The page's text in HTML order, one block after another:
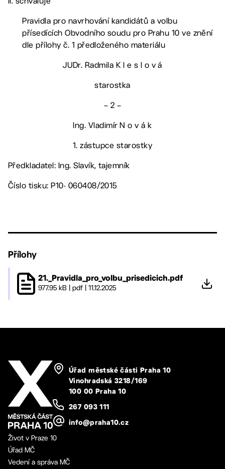
Pravidla pro navrhování kandidátů a volbu
přísedících Obvodního soudu pro Prahu 10 ve znění
dle přílohy č. 1 předloženého materiálu
JUDr. Radmila K l e s l o v á
starostka
– 2 –
Ing. Vladimír N o v á k
1. zástupce starostky
Předkladatel: Ing. Slavík, tajemník
Číslo tisku: P10- 060408/2015
Přílohy
21._Pravidla_pro_volbu_prisedicich.pdf
977.95 kB pdf 11.12.2025
Úřad městské části Praha 10
Vinohradská 3218/169
100 00 Praha 10
267 093 111
info@praha10.cz
Život v Praze 10
Úřad MČ
Vedení a správa MČ